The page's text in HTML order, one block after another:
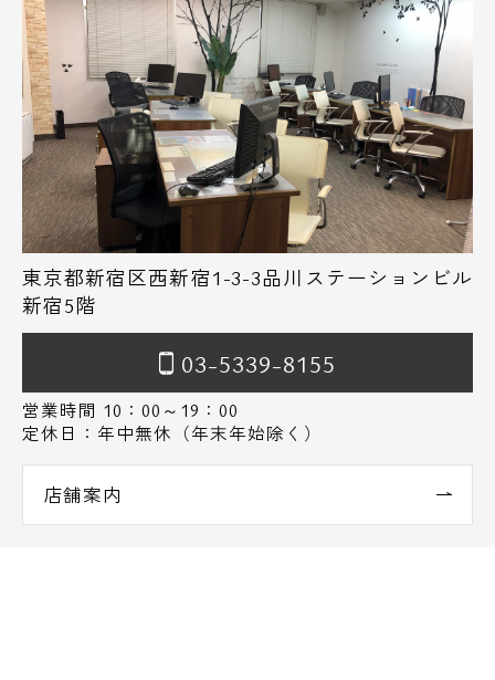
東京都新宿区西新宿1-3-3品川ステーションビル
新宿5階
03-5339-8155
営業時間 10：00～19：00
定休日：年中無休（年末年始除く）
店舗案内